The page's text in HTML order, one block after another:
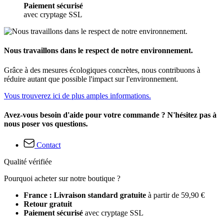
Paiement sécurisé
avec cryptage SSL
Nous travaillons dans le respect de notre environnement.
Grâce à des mesures écologiques concrètes, nous contribuons à
réduire autant que possible l'impact sur l'environnement.
Vous trouverez ici de plus amples informations.
Avez-vous besoin d'aide pour votre commande ? N'hésitez pas à
nous poser vos questions.
Contact
Qualité vérifiée
Pourquoi acheter sur notre boutique ?
France : Livraison standard gratuite à partir de 59,90 €
Retour gratuit
Paiement sécurisé avec cryptage SSL